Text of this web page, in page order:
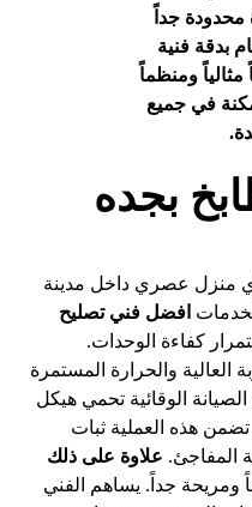
محدودة جداً
بدقة فنية
ومنظماً
في جميع
بجده
أي منزل عصري داخل مدينة
افضل فني تصليح
كفاءة الوحدات.
العالية والحرارة المستمرة
الوقائية تحمي هيكل
هذه العملية ثبات
المفاجئ. علاوة على ذلك
جداً. يساهم الفني